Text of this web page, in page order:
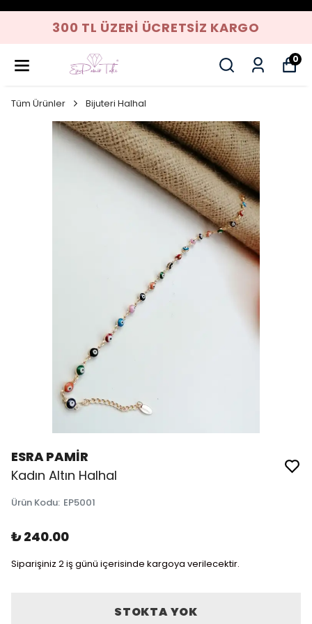
300 TL ÜZERI ÜCRETSIZ KARGO
0
Tüm Ürünler Bijuteri Halhal
ESRA PAMİR
Kadın Altın Halhal
Ürün Kodu: EP5001
₺ 240.00
Siparişiniz 2 iş günü içerisinde kargoya verilecektir.
STOKTA YOK